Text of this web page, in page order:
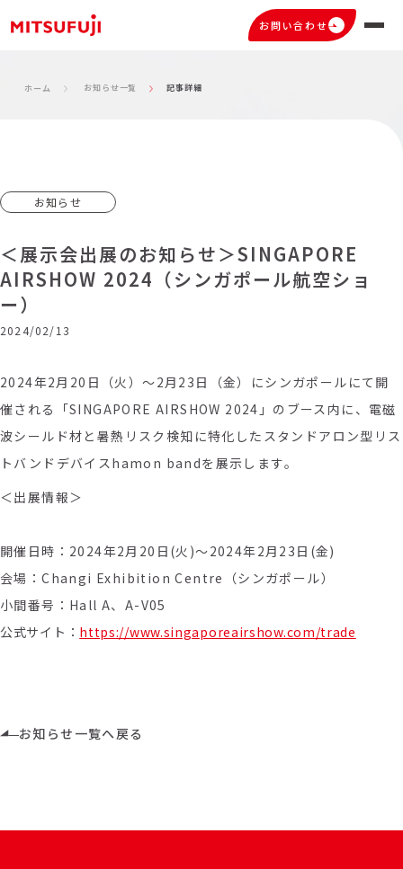
お問い合わせ
ホーム お知らせ一覧 記事詳細
お知らせ
＜展示会出展のお知らせ＞SINGAPORE
AIRSHOW 2024（シンガポール航空ショ
ー）
2024/02/13
2024年2月20日（火）～2月23日（金）にシンガポールにて開
催される「SINGAPORE AIRSHOW 2024」のブース内に、 電磁
波シールド材と暑熱リスク検知に特化したスタンドアロン型リス
トバンドデバイスhamon bandを展示します。
＜出展情報＞
開催日時：2024年2月20日(火)～2024年2月23日(金)
会場：Changi Exhibition Centre（シンガポール）
小間番号：Hall A、A-V05
公式サイト： https://www.singaporeairshow.com/trade
お知らせ一覧へ戻る